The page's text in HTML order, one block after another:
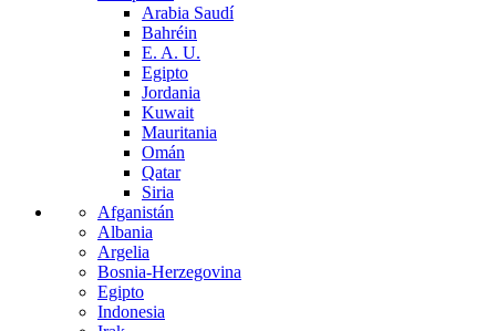
Arabia Saudí
Bahréin
E. A. U.
Egipto
Jordania
Kuwait
Mauritania
Omán
Qatar
Siria
Afganistán
Albania
Argelia
Bosnia-Herzegovina
Egipto
Indonesia